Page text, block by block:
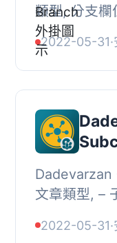
類型, 分支欄
分支篩選縮
[dv-branch-
寫, [d...
2022-05-31·
Dadevarzan
文章類型, –
2022-05-31·